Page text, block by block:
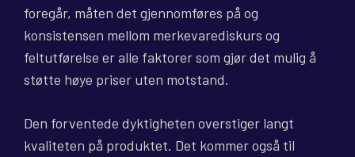
foregår, måten det gjennomføres på og
konsistensen mellom merkevarediskurs og
feltutførelse er alle faktorer som gjør det mulig å
støtte høye priser uten motstand.
Den forventede dyktigheten overstiger langt
kvaliteten på produktet. Det kommer også til